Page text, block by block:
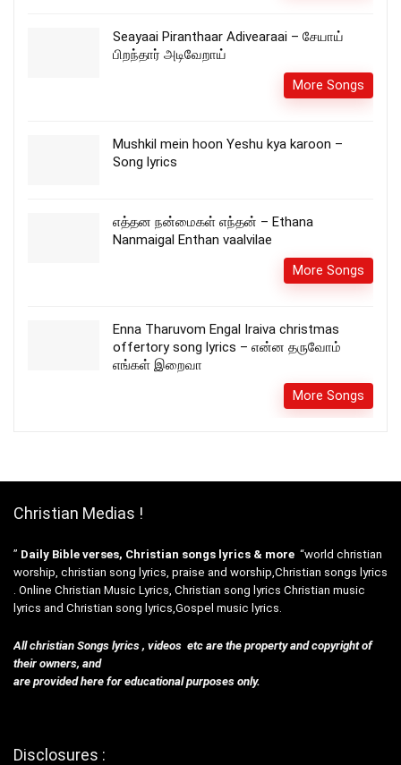
Seayaai Piranthaar Adivearaai – சேயாய்
பிறந்தார் அடிவேறாய்
More Songs
Mushkil mein hoon Yeshu kya karoon –
Song lyrics
எத்தன நன்மைகள் எந்தன் – Ethana
Nanmaigal Enthan vaalvilae
More Songs
Enna Tharuvom Engal Iraiva christmas
offertory song lyrics – என்ன தருவோம்
எங்கள் இறைவா
More Songs
Christian Medias !
” Daily Bible verses, Christian songs lyrics & more “world christian
worship, christian song lyrics, praise and worship,Christian songs lyrics
. Online Christian Music Lyrics, Christian song lyrics Christian music
lyrics and Christian song lyrics,Gospel music lyrics.
All christian Songs lyrics , videos etc are the property and copyright of
their owners, and
are provided here for educational purposes only.
Disclosures :